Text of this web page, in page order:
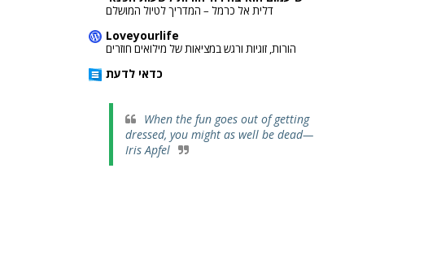
דלית אל כרמל – המדריך לטיול המושלם
Loveyourlife
הורות, זוגיות ורגש במציאות של מילואים חוזרים
כדאי לדעת
When the fun goes out of getting
dressed, you might as well be dead—
Iris Apfel